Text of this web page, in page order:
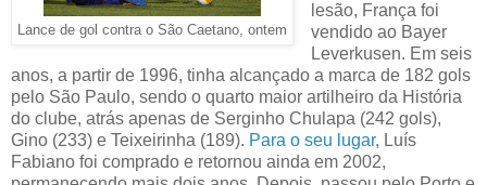
Lance de gol contra o São Caetano, ontem
lesão, França foi
vendido ao Bayer
Leverkusen. Em seis
anos, a partir de 1996, tinha alcançado a marca de 182 gols
pelo São Paulo, sendo o quarto maior artilheiro da História
do clube, atrás apenas de Serginho Chulapa (242 gols),
Gino (233) e Teixeirinha (189). Para o seu lugar, Luís
Fabiano foi comprado e retornou ainda em 2002,